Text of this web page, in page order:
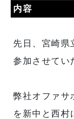
内容
先日、宮崎県
参加させてい
弊社オファサ
を新中と西村